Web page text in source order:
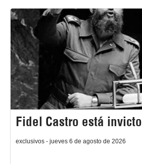
Fidel Castro está invicto
exclusivos - jueves 6 de agosto de 2026